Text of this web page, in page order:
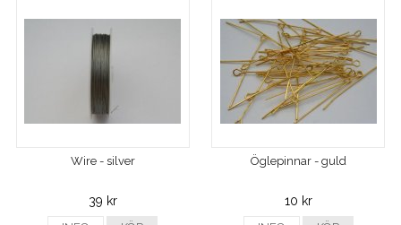
Wire - silver
39 kr
Öglepinnar - guld
10 kr